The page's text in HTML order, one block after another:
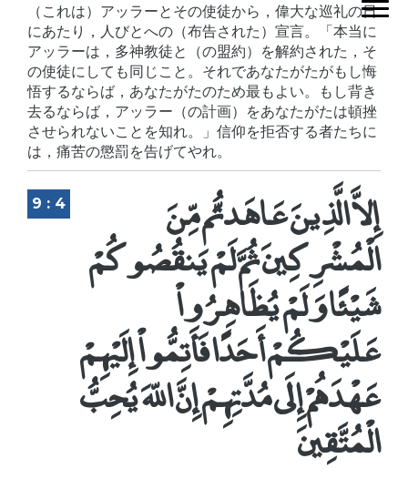
（これは）アッラーとその使徒から，偉大な巡礼の日
にあたり，人びとへの（布告された）宣言。「本当に
アッラーは，多神教徒と（の盟約）を解約された，そ
の使徒にしても同じこと。それであなたがたがもし悔
悟するならば，あなたがたのため最もよい。もし背き
去るならば，アッラー（の計画）をあなたがたは頓挫
させられないことを知れ。」信仰を拒否する者たちに
は，痛苦の懲罰を告げてやれ。
9 : 4 إِلاَّ الَّذِينَ عَاهَدتُّم مِّنَ
الْمُشْرِكِينَ ثُمَّ لَمْ يَنقُصُوكُمْ
شَيْئًا وَلَمْ يُظَاهِرُواْ
عَلَيْكُمْ أَحَدًا فَأَتِمُّواْ إِلَيْهِمْ
عَهْدَهُمْ إِلَى مُدَّتِهِمْ إِنَّ اللّهَ يُحِبُّ
الْمُتَّقِينَ